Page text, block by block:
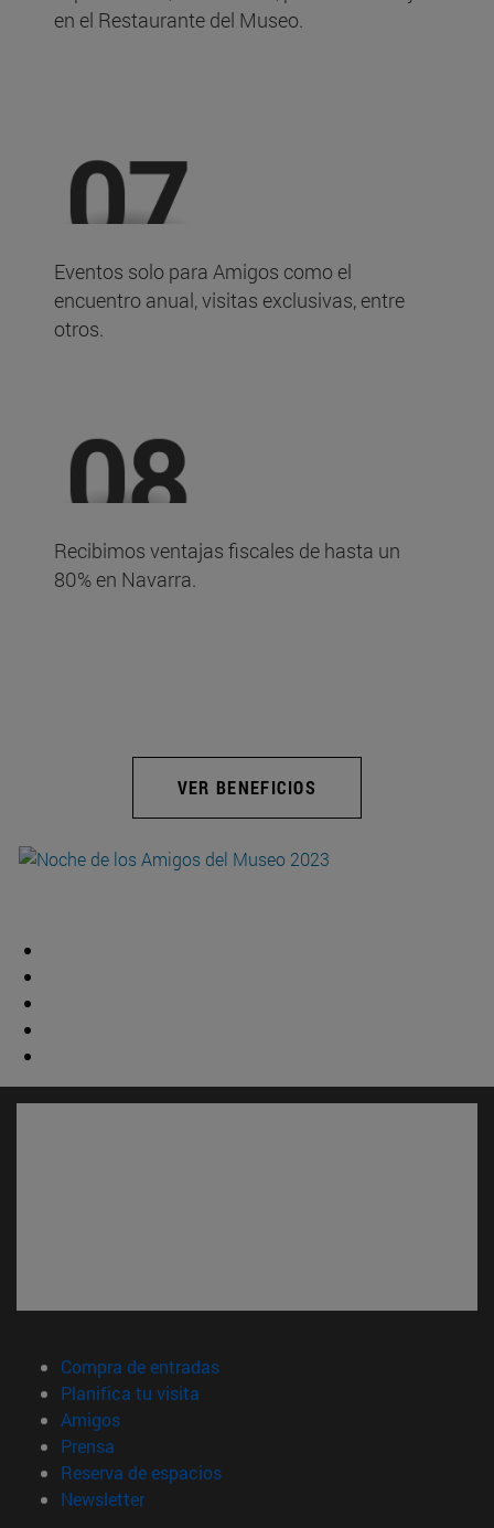
en el Restaurante del Museo.
Eventos solo para Amigos como el
encuentro anual, visitas exclusivas, entre
otros.
Recibimos ventajas fiscales de hasta un
80% en Navarra.
VER BENEFICIOS
Compra de entradas(abre en nueva ventana)
Planifica tu visita
Amigos(abre en nueva ventana)
Prensa
Reserva de espacios(abre en nueva ventana)
Newsletter(abre en nueva ventana)